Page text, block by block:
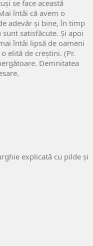
se face această
întâi că avem o
adevăr şi bine, în timp
satisfăcute. Şi apoi
întâi lipsă de oameni
elită de creştini. (Pr.
Demnitatea
explicată cu pilde și